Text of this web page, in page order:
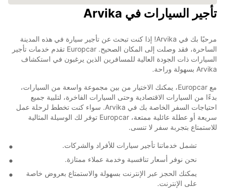
تأجير السيارات في Arvika
مرحبًا بك في Arvika! إذا كنت تبحث عن تأجير سيارة في هذه المدينة
الساحرة، فقد وصلت إلى المكان الصحيح. Europcar تقدم خدمات تأجير
السيارات ذات الجودة العالية للمسافرين الذين يرغبون في استكشاف
Arvika بسهولة وراحة.
مع Europcar، يمكنك الاختيار من بين مجموعة واسعة من السيارات،
بدءًا من السيارات الاقتصادية وحتى السيارات الفاخرة، لتلبية جميع
احتياجات السفر الخاصة بك في Arvika. سواء كنت تخطط لرحلة عمل
سريعة أو عطلة عائلية ممتعة، Europcar توفر لك الوسيلة المثالية
للاستمتاع بتجربة سفر لا تنسى.
تشمل خدماتنا تأجير سيارات للأفراد والشركات.
نحن نوفر أسعار تنافسية وخدمة عملاء ممتازة.
يمكنك الحجز عبر الإنترنت بسهولة والاستمتاع بعروض خاصة
على الإنترنت.